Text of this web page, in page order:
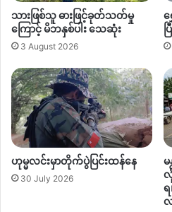
ဒါ့အပြင် ကြိုတင်ကာကွယ်ရေး၊ အ
ရှင်းလင်းရေးလုပ်ငန်းများ
အဆက်မ
မြေမြှုပ်မိုင်းနဲ့တခြား ပေါက်ကွဲစေ
ပြီး ကစားစရာပစ္စည်း ဒါမှမဟုတ် ဘ
ပုံစံသဏ္ဋာန် အမျိုးမျိုးဖြင့် ဖန်တီးထ
အတွက် စိတ်ဝင်စားစရာ ဖြစ်စေပြီး
ကြောင်း စစ်တမ်းတွေ ဖော်ပြနေပါ
မြေမ
သားဖြစ်သူ ဓားဖြင့်ခုတ်သတ်မှု
ကြောင့် မိဘနှစ်ပါး သေဆုံး
3 August 2026
ဟုမ္မလင်းမှာတိုက်ပွဲပြင်းထန်နေ
30 July 2026
မ